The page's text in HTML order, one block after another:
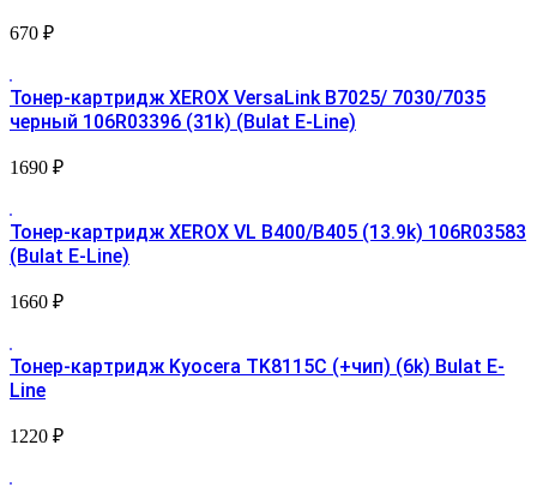
670 ₽
Тонер-картридж XEROX VersaLink B7025/ 7030/7035
черный 106R03396 (31k) (Bulat E-Line)
1690 ₽
Тонер-картридж XEROX VL B400/B405 (13.9k) 106R03583
(Bulat E-Line)
1660 ₽
Тонер-картридж Kyocera TK8115C (+чип) (6k) Bulat E-
Line
1220 ₽